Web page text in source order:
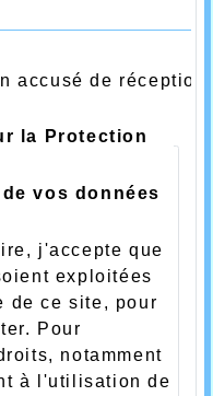
accusé de réception
la Protection
vos données
j'accepte que
exploitées
de ce site, pour
Pour
notamment
à l'utilisation de